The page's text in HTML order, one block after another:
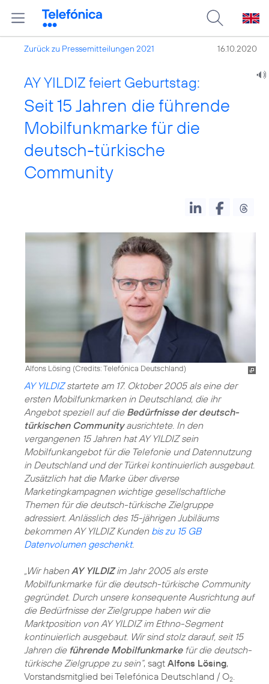
Zurück zu Pressemitteilungen 2021 16.10.2020
AY YILDIZ feiert Geburtstag:
Seit 15 Jahren die führende
Mobilfunkmarke für die
deutsch-türkische
Community
Alfons Lösing (Credits: Telefónica Deutschland)
AY YILDIZstartete am 17. Oktober 2005 als eine der
ersten Mobilfunkmarken in Deutschland, die ihr
Angebot speziell auf die Bedürfnisse der deutsch-
türkischen Communityausrichtete. In den
vergangenen 15 Jahren hat AY YILDIZ sein
Mobilfunkangebot für die Telefonie und Datennutzung
in Deutschland und der Türkei kontinuierlich ausgebaut.
Zusätzlich hat die Marke über diverse
Marketingkampagnen wichtige gesellschaftliche
Themen für die deutsch-türkische Zielgruppe
adressiert. Anlässlich des 15-jährigen Jubiläums
bekommen AY YILDIZ Kunden bis zu 15 GB
Datenvolumen geschenkt.
„Wir habenAY YILDIZim Jahr 2005 als erste
Mobilfunkmarke für die deutsch-türkische Community
gegründet. Durch unsere konsequente Ausrichtung auf
die Bedürfnisse der Zielgruppe haben wir die
Marktposition von AY YILDIZ im Ethno-Segment
kontinuierlich ausgebaut. Wir sind stolz darauf, seit 15
Jahren die führende Mobilfunkmarkefür die deutsch-
türkische Zielgruppe zu sein“, sagt Alfons Lösing,
Vorstandsmitglied bei Telefónica Deutschland / O2